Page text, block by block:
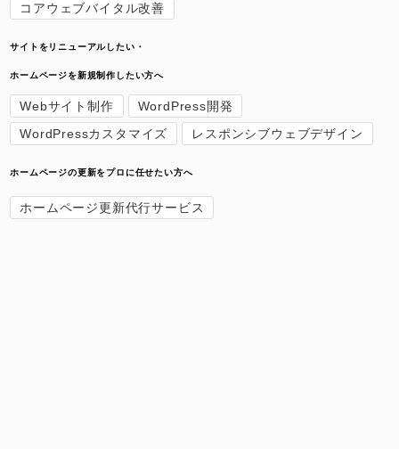
コアウェブバイタル改善
サイトをリニューアルしたい・
ホームページを新規制作したい方へ
Webサイト制作
WordPress開発
WordPressカスタマイズ
レスポンシブウェブデザイン
ホームページの更新をプロに任せたい方へ
ホームページ更新代行サービス